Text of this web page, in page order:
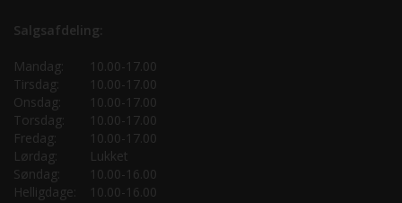
Salgsafdeling:
Mandag:
10.00-17.00
Tirsdag:
10.00-17.00
Onsdag:
10.00-17.00
Torsdag:
10.00-17.00
Fredag:
10.00-17.00
Lørdag:
Lukket
Søndag:
10.00-16.00
Helligdage:
10.00-16.00